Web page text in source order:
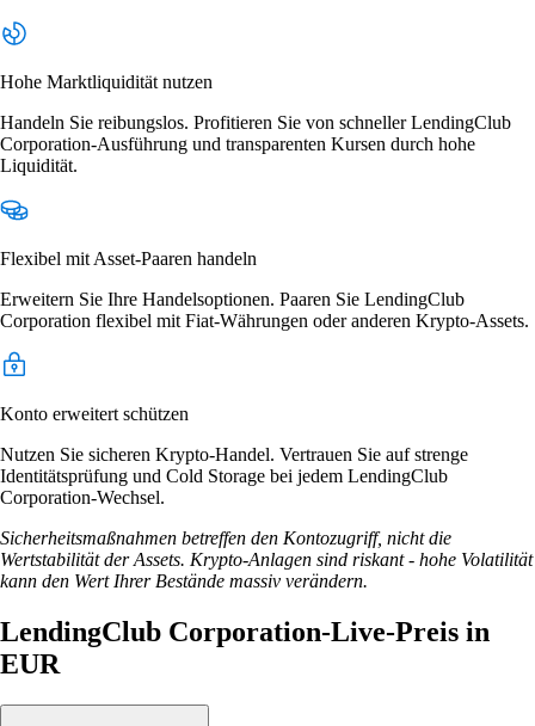
Hohe Marktliquidität nutzen
Handeln Sie reibungslos. Profitieren Sie von schneller LendingClub
Corporation-Ausführung und transparenten Kursen durch hohe
Liquidität.
Flexibel mit Asset-Paaren handeln
Erweitern Sie Ihre Handelsoptionen. Paaren Sie LendingClub
Corporation flexibel mit Fiat-Währungen oder anderen Krypto-Assets.
Konto erweitert schützen
Nutzen Sie sicheren Krypto-Handel. Vertrauen Sie auf strenge
Identitätsprüfung und Cold Storage bei jedem LendingClub
Corporation-Wechsel.
Sicherheitsmaßnahmen betreffen den Kontozugriff, nicht die
Wertstabilität der Assets. Krypto-Anlagen sind riskant - hohe Volatilität
kann den Wert Ihrer Bestände massiv verändern.
LendingClub Corporation-Live-Preis in
EUR